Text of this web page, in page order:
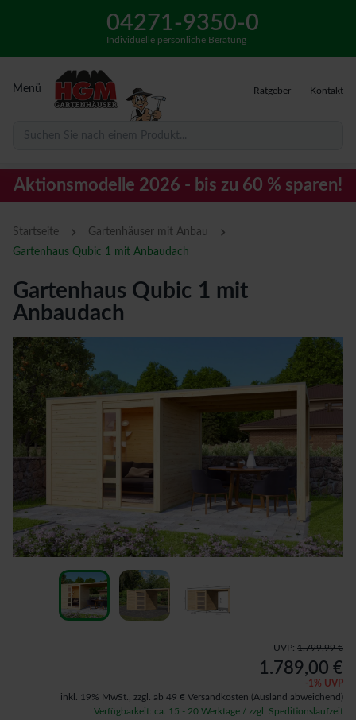
04271-9350-0
Individuelle persönliche Beratung
Menü Ratgeber Kontakt
Suchen Sie nach einem Produkt...
Aktionsmodelle 2026 - bis zu 60 % sparen!
Startseite › Gartenhäuser mit Anbau ›
Gartenhaus Qubic 1 mit Anbaudach
Gartenhaus Qubic 1 mit
Anbaudach
UVP: 1.799,99 €
1.789,00 €
-1 % UVP
inkl. 19% MwSt., zzgl. ab 49 € Versandkosten (Ausland abweichend)
Verfügbarkeit: ca. 15 - 20 Werktage / zzgl. Speditionslaufzeit